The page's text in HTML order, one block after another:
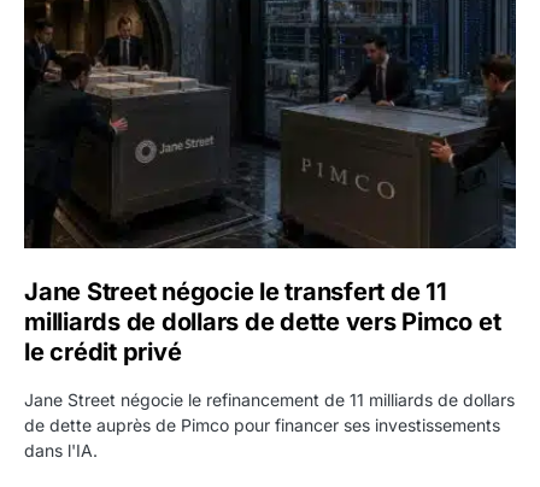
Jane Street négocie le transfert de 11
milliards de dollars de dette vers Pimco et
le crédit privé
Jane Street négocie le refinancement de 11 milliards de dollars
de dette auprès de Pimco pour financer ses investissements
dans l'IA.